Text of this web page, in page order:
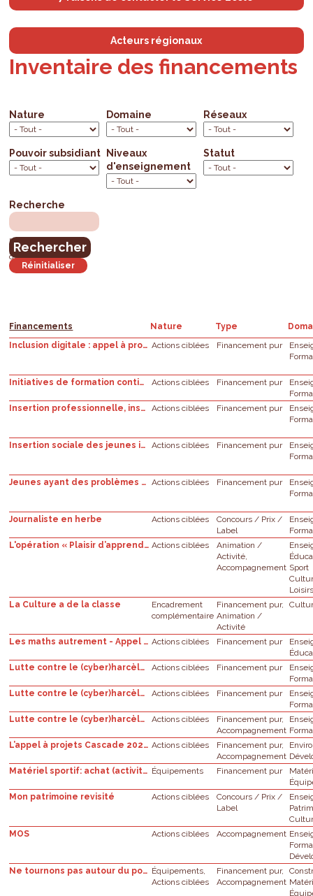
Acteurs régionaux
Inventaire des financements
Nature Domaine Réseaux
Pouvoir subsidiant
Niveaux
d'enseignement
Statut
Recherche
mots clés, mots de la
dénomination
Financements Nature Type
Inclusion digitale : appel à projets Actions ciblées Financement pur
Initiatives de formation continue Actions ciblées Financement pur
Insertion professionnelle, insertion citoyenne et enseignement supérieur
Actions ciblées Financement pur
Insertion sociale des jeunes issus de milieux précaires : appel à projets Actions ciblées Financement pur
Jeunes ayant des problèmes psychologiques : initiatives locales Actions ciblées Financement pur
Journaliste en herbe Actions ciblées
Concours / Prix /
Label
L'opération « Plaisir d’apprendre » de la FWB Actions ciblées
Animation /
Activité,
Accompagnement Sport
La Culture a de la classe
Encadrement
complémentaire
Financement pur,
Animation /
Activité
Les maths autrement - Appel à projet STEM Actions ciblées Financement pur
Lutte contre le (cyber)harcèlement - Formation à la médiation par les pairs et/ou à lagestion de conflits - niveau primaire et secondaire
Actions ciblées Financement pur
Lutte contre le (cyber)harcèlement - Organisation d’une activité de sensibilisation ou de prévention autour de la question du (cyber) harcèlement - niveau primaire et secondaire
Actions ciblées Financement pur
Lutte contre le (cyber)harcèlement - Soutien pour la mobilisation des élèves dans lalutte contre le (cyber)harcèlement dans l’enseignement secondaire
Actions ciblées
Financement pur,
Accompagnement
L’appel à projets Cascade 2023-25: Appel à projets en faveur de la participation des jeunes de 14 à 25 ans à des projets de transition en Région de Bruxelles-Capitale Actions ciblées
Financement pur,
Accompagnement
Matériel sportif: achat (activités de psychomotricité) Équipements Financement pur
Mon patrimoine revisité
Actions ciblées
Concours / Prix /
Label
MOS
Actions ciblées Accompagnement
Ne tournons pas autour du pot ! - Ecoles fondamentales Équipements,
Actions ciblées
Financement pur,
Accompagnement